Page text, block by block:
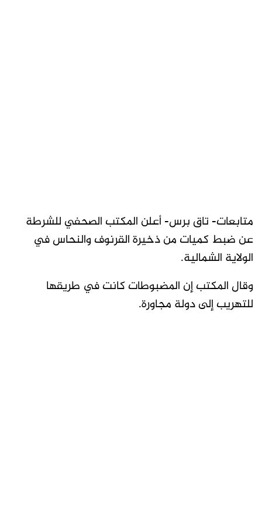
متابعات- تاق برس- أعلن المكتب الصحفي للشرطة
عن ضبط كميات من ذخيرة القرنوف والنحاس في
الولاية الشمالية.
وقال المكتب إن المضبوطات كانت في طريقها
للتهريب إلى دولة مجاورة.